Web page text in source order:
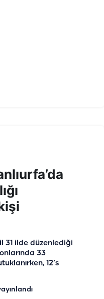
31 ilde düzenlediği
33
12’s